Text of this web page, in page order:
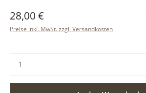
Regulärer Preis:
28,00 €
Preise inkl. MwSt. zzgl. Versandkosten
Produkt Anzahl: Gib den